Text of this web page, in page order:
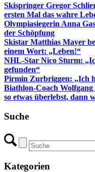
Skispringer Gregor
ersten Mal das wahre
Olympiasiegerin Anna
der Schöpfung
Skistar Matthias Mayer
einem Wort: „Leben!“
NHL-Star Nico Sturm:
gefunden“
Pirmin Zurbriggen: „Ich
Biathlon-Coach
so etwas überlebst, dann
Suche
Kategorien